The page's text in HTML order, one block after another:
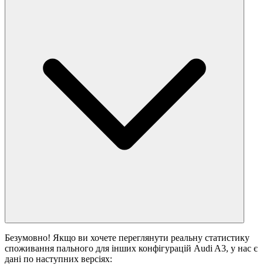
Безумовно! Якщо ви хочете переглянути реальну статистику
споживання пального для інших конфігурацій Audi A3, у нас є
дані по наступних версіях: